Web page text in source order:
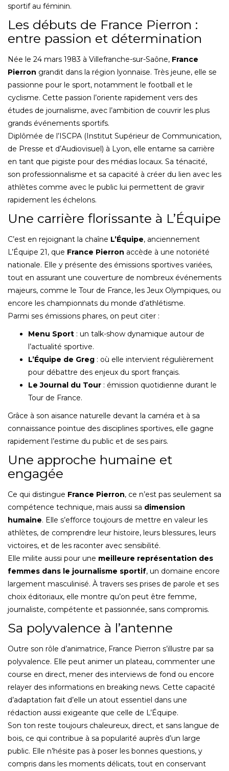
sportif au féminin.
Les débuts de France Pierron :
entre passion et détermination
Née le 24 mars 1983 à Villefranche-sur-Saône, France
Pierron grandit dans la région lyonnaise. Très jeune, elle se
passionne pour le sport, notamment le football et le
cyclisme. Cette passion l’oriente rapidement vers des
études de journalisme, avec l’ambition de couvrir les plus
grands événements sportifs.
Diplômée de l’ISCPA (Institut Supérieur de Communication,
de Presse et d’Audiovisuel) à Lyon, elle entame sa carrière
en tant que pigiste pour des médias locaux. Sa ténacité,
son professionnalisme et sa capacité à créer du lien avec les
athlètes comme avec le public lui permettent de gravir
rapidement les échelons.
Une carrière florissante à L’Équipe
C’est en rejoignant la chaîne L’Équipe, anciennement
L’Équipe 21, que France Pierron accède à une notoriété
nationale. Elle y présente des émissions sportives variées,
tout en assurant une couverture de nombreux événements
majeurs, comme le Tour de France, les Jeux Olympiques, ou
encore les championnats du monde d’athlétisme.
Parmi ses émissions phares, on peut citer :
Menu Sport : un talk-show dynamique autour de
l’actualité sportive.
L’Équipe de Greg : où elle intervient régulièrement
pour débattre des enjeux du sport français.
Le Journal du Tour : émission quotidienne durant le
Tour de France.
Grâce à son aisance naturelle devant la caméra et à sa
connaissance pointue des disciplines sportives, elle gagne
rapidement l’estime du public et de ses pairs.
Une approche humaine et
engagée
Ce qui distingue France Pierron, ce n’est pas seulement sa
compétence technique, mais aussi sa dimension
humaine. Elle s’efforce toujours de mettre en valeur les
athlètes, de comprendre leur histoire, leurs blessures, leurs
victoires, et de les raconter avec sensibilité.
Elle milite aussi pour une meilleure représentation des
femmes dans le journalisme sportif, un domaine encore
largement masculinisé. À travers ses prises de parole et ses
choix éditoriaux, elle montre qu’on peut être femme,
journaliste, compétente et passionnée, sans compromis.
Sa polyvalence à l’antenne
Outre son rôle d’animatrice, France Pierron s’illustre par sa
polyvalence. Elle peut animer un plateau, commenter une
course en direct, mener des interviews de fond ou encore
relayer des informations en breaking news. Cette capacité
d’adaptation fait d’elle un atout essentiel dans une
rédaction aussi exigeante que celle de L’Équipe.
Son ton reste toujours chaleureux, direct, et sans langue de
bois, ce qui contribue à sa popularité auprès d’un large
public. Elle n’hésite pas à poser les bonnes questions, y
compris dans les moments délicats, tout en conservant